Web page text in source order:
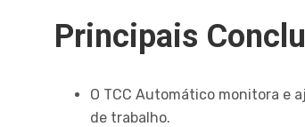
Principais
O TCC Automático monitora e
de trabalho.